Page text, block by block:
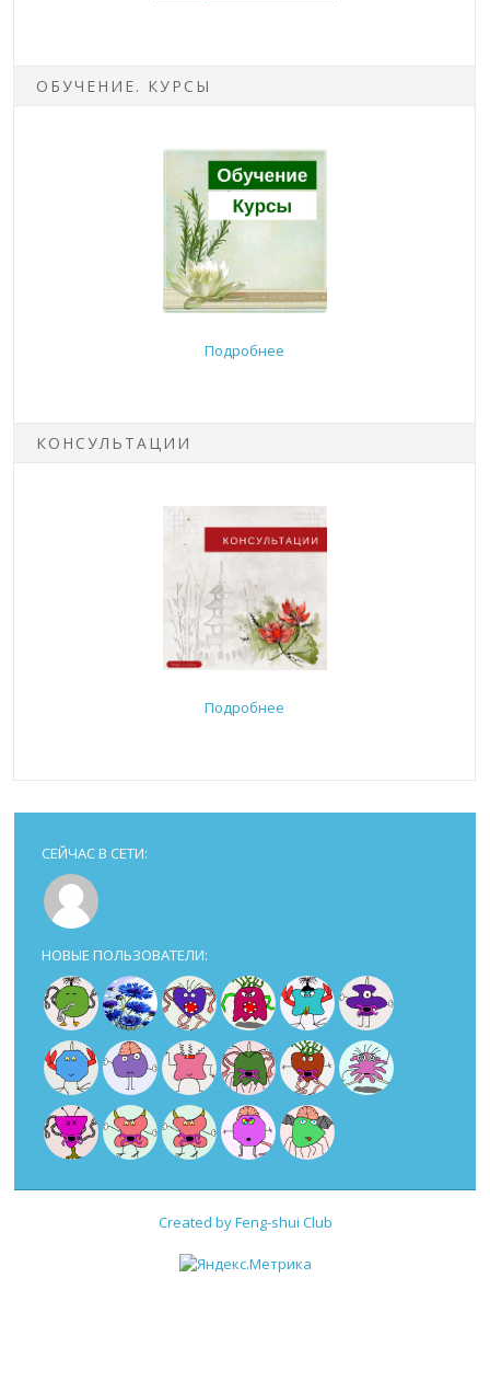
ОБУЧЕНИЕ. КУРСЫ
Подробнее
КОНСУЛЬТАЦИИ
Подробнее
СЕЙЧАС В СЕТИ:
НОВЫЕ ПОЛЬЗОВАТЕЛИ:
Created by Feng-shui Club